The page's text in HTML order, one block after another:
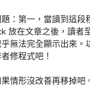
：第一，當讀到這
放在文章之後，讀
無法完全顯示出來
修程式吧！
情形沒改善再移掉吧